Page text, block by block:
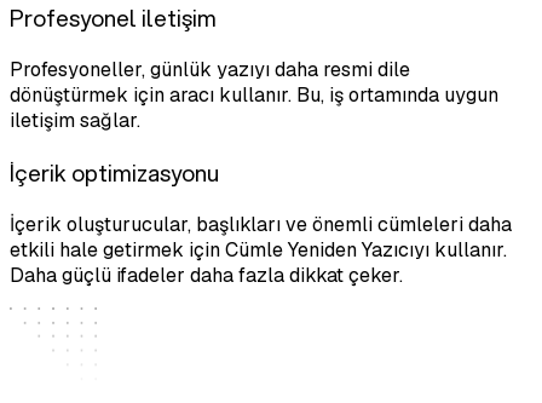
Profesyonel iletişim
Profesyoneller, günlük yazıyı daha resmi dile
dönüştürmek için aracı kullanır. Bu, iş ortamında uygun
iletişim sağlar.
İçerik optimizasyonu
İçerik oluşturucular, başlıkları ve önemli cümleleri daha
etkili hale getirmek için Cümle Yeniden Yazıcıyı kullanır.
Daha güçlü ifadeler daha fazla dikkat çeker.